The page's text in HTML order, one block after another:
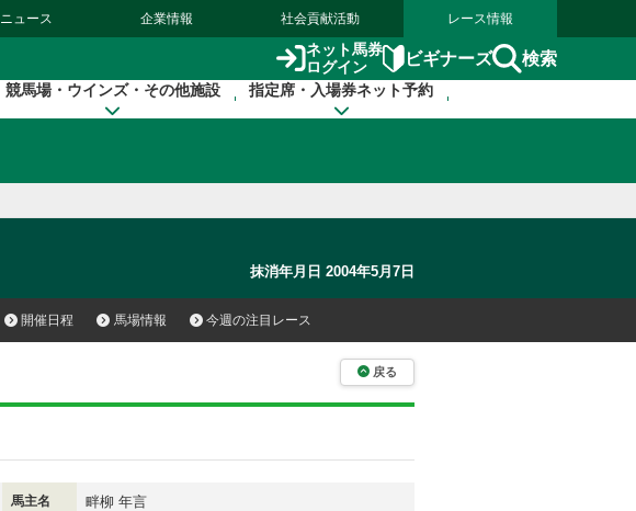
ニュース 企業情報 社会貢献活動 レース情報
ネット馬券
ログイン
ビギナーズ 検索
競馬場・ウインズ・その他施設 指定席・入場券ネット予約
抹消年月日 2004年5月7日
開催日程 馬場情報 今週の注目レース
戻る
馬主名 畔柳 年言